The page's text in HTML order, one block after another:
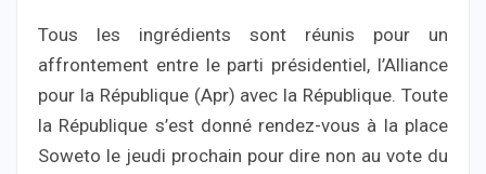
Tous les ingrédients sont réunis pour un
affrontement entre le parti présidentiel, l’Alliance
pour la République (Apr) avec la République. Toute
la République s’est donné rendez-vous à la place
Soweto le jeudi prochain pour dire non au vote du